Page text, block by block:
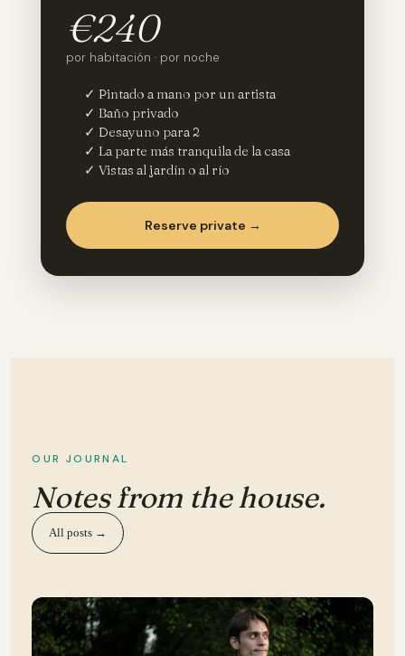
€240
por habitación · por noche
✓ Pintado a mano por un artista
✓ Baño privado
✓ Desayuno para 2
✓ La parte más tranquila de la casa
✓ Vistas al jardín o al río
Reserve private →
OUR JOURNAL
Notes from the house.
All posts →